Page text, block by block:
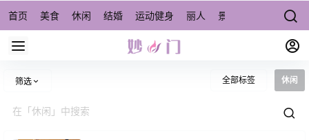
首页 美食 休闲 结婚 运动健身 丽人 景点/周边游 宠物
筛选 全部标签 休闲